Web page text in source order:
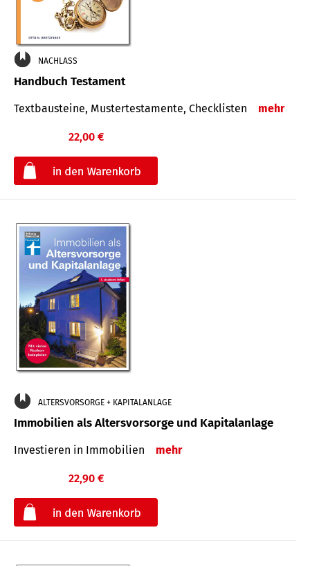
NACHLASS
Handbuch Testament
Textbausteine, Mustertestamente, Checklisten mehr
22,00 €
ALTERSVORSORGE + KAPITALANLAGE
Immobilien als Altersvorsorge und Kapitalanlage
Investieren in Immobilien mehr
22,90 €